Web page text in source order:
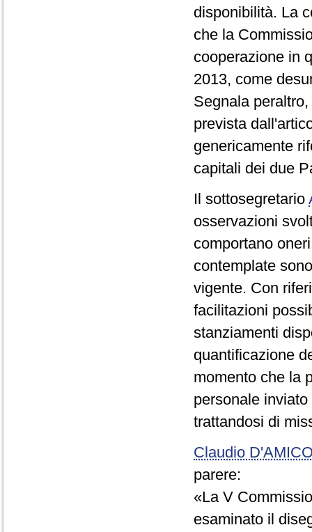
disponibilità. La
che la
cooperazione in
2013, come
Segnala
prevista
genericamente
capitali dei due
Il sottosegretario
osservazioni
comportano
contemplate
vigente. Con
facilitazioni
stanziamenti
quantificazione
momento che la
personale
trattandosi di
Claudio
parere:
«La V
esaminato il